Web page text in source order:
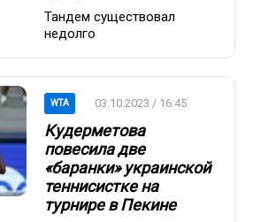
Тандем существовал
недолго
WTA 03.10.2023 / 16:45
Кудерметова
повесила две
«баранки» украинской
теннисистке на
турнире в Пекине